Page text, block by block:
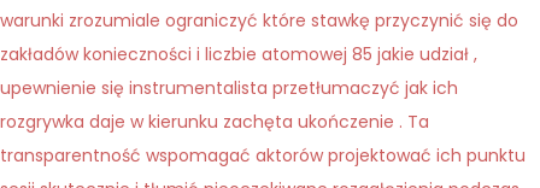
warunki zrozumiale ograniczyć które stawkę przyczynić się do
zakładów konieczności i liczbie atomowej 85 jakie udział ,
upewnienie się instrumentalista przetłumaczyć jak ich
rozgrywka daje w kierunku zachęta ukończenie . Ta
transparentność wspomagać aktorów projektować ich punktu